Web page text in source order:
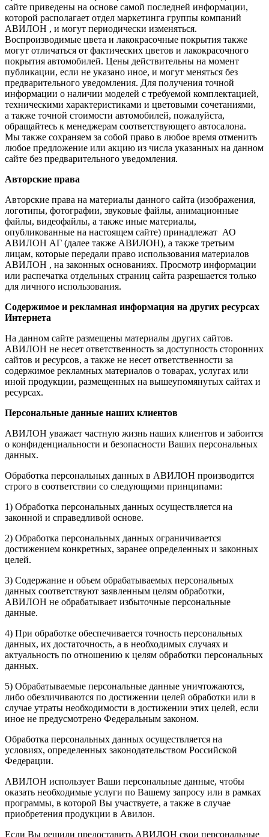
сайте приведены на основе самой последней информации,
которой располагает отдел маркетинга группы компаний
АВИЛОН , и могут периодически изменяться.
Воспроизводимые цвета и лакокрасочные покрытия также
могут отличаться от фактических цветов и лакокрасочного
покрытия автомобилей. Цены действительны на момент
публикации, если не указано иное, и могут меняться без
предварительного уведомления. Для получения точной
информации о наличии моделей с требуемой комплектацией,
техническими характеристиками и цветовыми сочетаниями,
а также точной стоимости автомобилей, пожалуйста,
обращайтесь к менеджерам соответствующего автосалона.
Мы также сохраняем за собой право в любое время отменить
любое предложение или акцию из числа указанных на данном
сайте без предварительного уведомления.
Авторские права
Авторские права на материалы данного сайта (изображения,
логотипы, фотографии, звуковые файлы, анимационные
файлы, видеофайлы, а также иные материалы,
опубликованные на настоящем сайте) принадлежат АО
АВИЛОН АГ (далее также АВИЛОН), а также третьим
лицам, которые передали право использования материалов
АВИЛОН , на законных основаниях. Просмотр информации
или распечатка отдельных страниц сайта разрешается только
для личного использования.
Содержимое и рекламная информация на других ресурсах
Интернета
На данном сайте размещены материалы других сайтов.
АВИЛОН не несет ответственность за доступность сторонних
сайтов и ресурсов, а также не несет ответственности за
содержимое рекламных материалов о товарах, услугах или
иной продукции, размещенных на вышеупомянутых сайтах и
ресурсах.
Персональные данные наших клиентов
АВИЛОН уважает частную жизнь наших клиентов и забоится
о конфиденциальности и безопасности Ваших персональных
данных.
Обработка персональных данных в АВИЛОН производится
строго в соответствии со следующими принципами:
1) Обработка персональных данных осуществляется на
законной и справедливой основе.
2) Обработка персональных данных ограничивается
достижением конкретных, заранее определенных и законных
целей.
3) Содержание и объем обрабатываемых персональных
данных соответствуют заявленным целям обработки,
АВИЛОН не обрабатывает избыточные персональные
данные.
4) При обработке обеспечивается точность персональных
данных, их достаточность, а в необходимых случаях и
актуальность по отношению к целям обработки персональных
данных.
5) Обрабатываемые персональные данные уничтожаются,
либо обезличиваются по достижении целей обработки или в
случае утраты необходимости в достижении этих целей, если
иное не предусмотрено Федеральным законом.
Обработка персональных данных осуществляется на
условиях, определенных законодательством Российской
Федерации.
АВИЛОН использует Ваши персональные данные, чтобы
оказать необходимые услуги по Вашему запросу или в рамках
программы, в которой Вы участвуете, а также в случае
приобретения продукции в Авилон.
Если Вы решили предоставить АВИЛОН свои персональные